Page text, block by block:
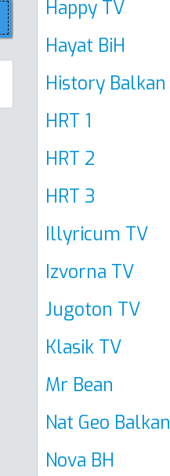
Happy TV
Hayat BiH
History Balkan
HRT 1
HRT 2
HRT 3
Illyricum TV
Izvorna TV
Jugoton TV
Klasik TV
Mr Bean
Nat Geo Balkan
Nova BH